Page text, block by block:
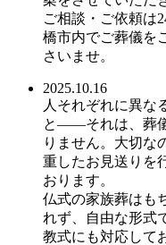
ご相談・ご依頼は
橋市内でご葬儀を
さいませ。
2025.10.16
人それぞれに異な
と――それは、葬
りません。大切な
重したお見送りを
おります。
仏式の家族葬はも
れず、自由な形式
教式にも対応して